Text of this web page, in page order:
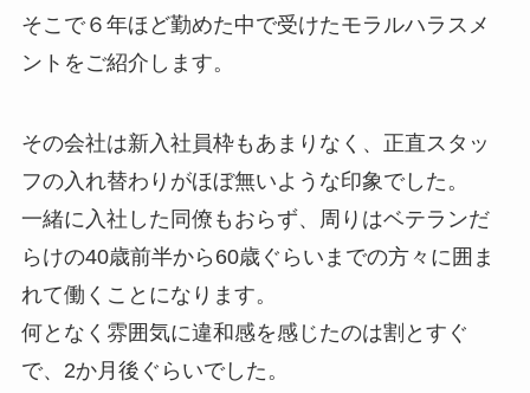
そこで６年ほど勤めた中で受けたモラルハラスメ
ントをご紹介します。
その会社は新入社員枠もあまりなく、正直スタッ
フの入れ替わりがほぼ無いような印象でした。
一緒に入社した同僚もおらず、周りはベテランだ
らけの40歳前半から60歳ぐらいまでの方々に囲ま
れて働くことになります。
何となく雰囲気に違和感を感じたのは割とすぐ
で、2か月後ぐらいでした。